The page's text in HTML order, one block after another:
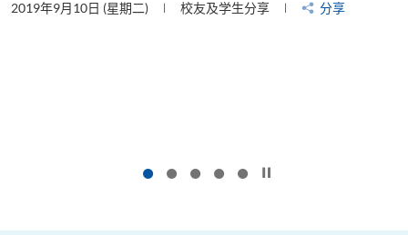
2019年9月10日 (星期二) 校友及学生分享 分享